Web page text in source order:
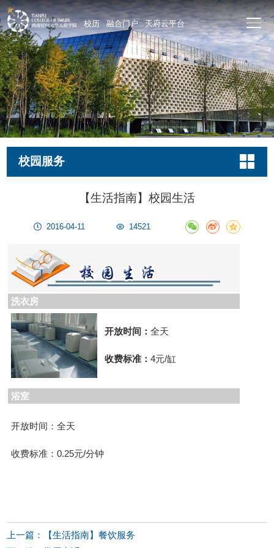
校历 融合门户 天府云平台
校园服务
【生活指南】校园生活
2016-04-11 14521
洗衣房
开放时间：全天
收费标准：4元/缸
浴室
开放时间：全天
收费标准：0.25元/分钟
上一篇：【生活指南】餐饮服务